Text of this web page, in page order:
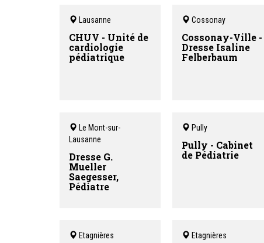
Lausanne
CHUV - Unité de
cardiologie
pédiatrique
Cossonay
Cossonay-Ville -
Dresse Isaline
Felberbaum
Le Mont-sur-
Lausanne
Dresse G.
Mueller
Saegesser,
Pédiatre
Pully
Pully - Cabinet
de Pédiatrie
Etagnières Etagnières